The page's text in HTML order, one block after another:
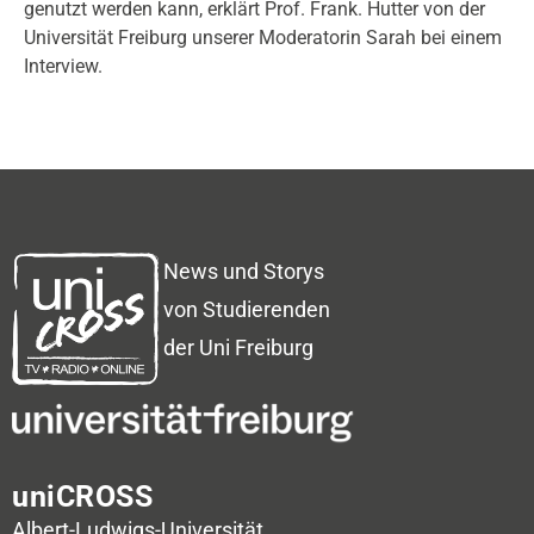
genutzt werden kann, erklärt Prof. Frank. Hutter von der
Universität Freiburg unserer Moderatorin Sarah bei einem
Interview.
News und Storys
von Studierenden
der Uni Freiburg
uniCROSS